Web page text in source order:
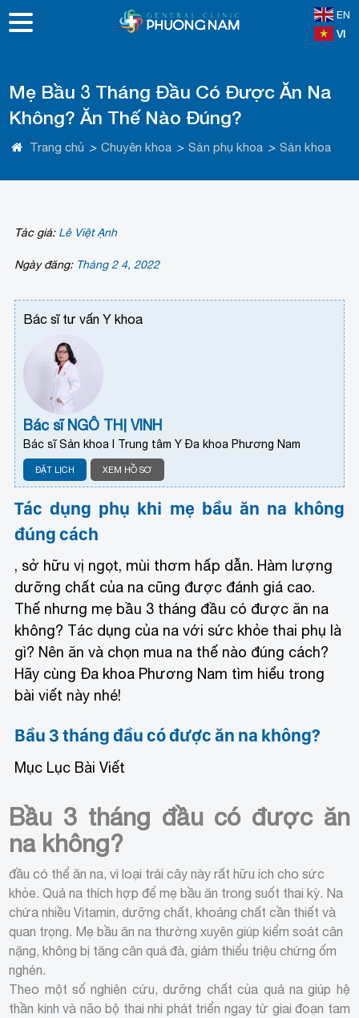
EN
VI
Mẹ Bầu 3 Tháng Đầu Có Được Ăn Na
Không? Ăn Thế Nào Đúng?
Trang chủ > Chuyên khoa > Sản phụ khoa > Sản khoa
Tác giả: Lê Việt Ạnh
Ngày đăng: Tháng 2 4, 2022
Bác sĩ tư vấn Y khoa
Bác sĩ NGÔ THỊ VINH
Bác sĩ Sản khoa I Trung tâm Y Đa khoa Phương Nam
ĐẶT LỊCH XEM HỒ SƠ
Tác dụng phụ khi mẹ bầu ăn na không
đúng cách
, sở hữu vị ngọt, mùi thơm hấp dẫn. Hàm lượng
dưỡng chất của na cũng được đánh giá cao.
Thế nhưng mẹ bầu 3 tháng đầu có được ăn na
không? Tác dụng của na với sức khỏe thai phụ là
gì? Nên ăn và chọn mua na thế nào đúng cách?
Hãy cùng Đa khoa Phương Nam tìm hiểu trong
bài viết này nhé!
Bầu 3 tháng đầu có được ăn na không?
Mục Lục Bài Viết
Bầu 3 tháng đầu có được ăn
na không?
đầu có thể ăn na, vì loại trái cây này rất hữu ích cho sức
khỏe. Quả na thích hợp để mẹ bầu ăn trong suốt thai kỳ. Na
chứa nhiều Vitamin, dưỡng chất, khoáng chất cần thiết và
quan trọng. Mẹ bầu ăn na thường xuyên giúp kiểm soát cân
nặng, không bị tăng cân quá đà, giảm thiểu triệu chứng ốm
nghén.
Theo một số nghiên cứu, dưỡng chất của quả na giúp hệ
thần kinh và não bộ thai nhi phát triển ngay từ giai đoạn tam